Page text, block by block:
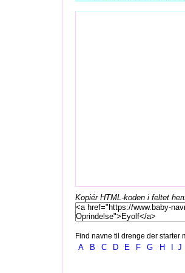
Kopiér HTML-koden i feltet
Find navne til drenge der starter
A B C D E F G H J